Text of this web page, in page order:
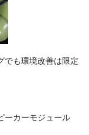
でも環境改善は限定
ーカーモジュール